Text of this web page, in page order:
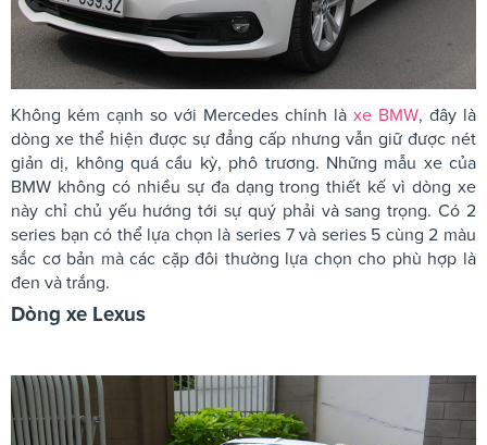
Không kém cạnh so với Mercedes chính là xe BMW, đây là
dòng xe thể hiện được sự đẳng cấp nhưng vẫn giữ được nét
giản dị, không quá cầu kỳ, phô trương. Những mẫu xe của
BMW không có nhiều sự đa dạng trong thiết kế vì dòng xe
này chỉ chủ yếu hướng tới sự quý phải và sang trọng. Có 2
series bạn có thể lựa chọn là series 7 và series 5 cùng 2 màu
sắc cơ bản mà các cặp đôi thường lựa chọn cho phù hợp là
đen và trắng.
Dòng xe Lexus